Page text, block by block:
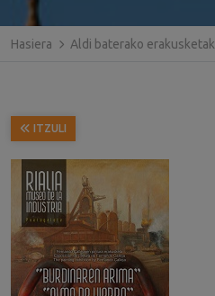
Hasiera Aldi baterako erakusketak
ITZULI